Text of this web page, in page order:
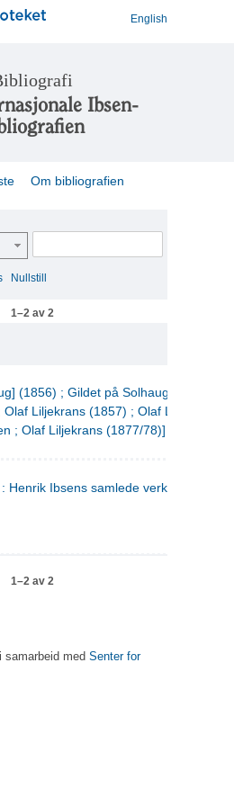
English
Ibsen-
Om bibliografien
Nullstill
1–2 av 2
(1856) ; Gildet på Solhaug (1883) ;
Liljekrans (1857) ; Olaf Liljekrans
; Olaf Liljekrans (1877/78)]
Henrik Ibsens samlede verker. 3
1–2 av 2
samarbeid med Senter for